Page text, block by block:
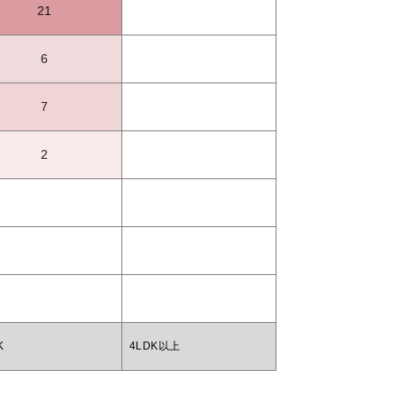
21
6
7
2
4LDK以上